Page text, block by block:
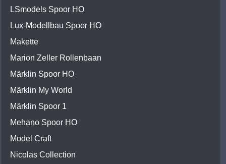
LSmodels Spoor HO
Lux-Modellbau Spoor HO
Makette
Marion Zeller Rollenbaan
Märklin Spoor HO
Märklin My World
Märklin Spoor 1
Mehano Spoor HO
Model Craft
Nicolas Collection